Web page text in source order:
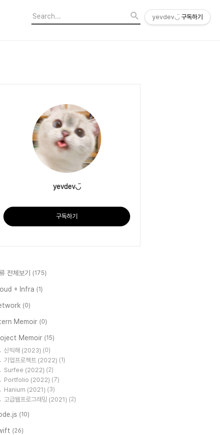
yevdev◡̈
구독하기
전체보기 (175)
+ Infra (1)
(0)
Memoir (0)
Memoir (15)
신빅해 (2023) (0)
기업프로젝트 (2022) (1)
Surfee (2022) (2)
Portfolio (2022) (7)
Hanium (2021) (3)
고급웹프로그래밍 (2021) (2)
(10)
(26)
yevdev◡̈ 구독하기